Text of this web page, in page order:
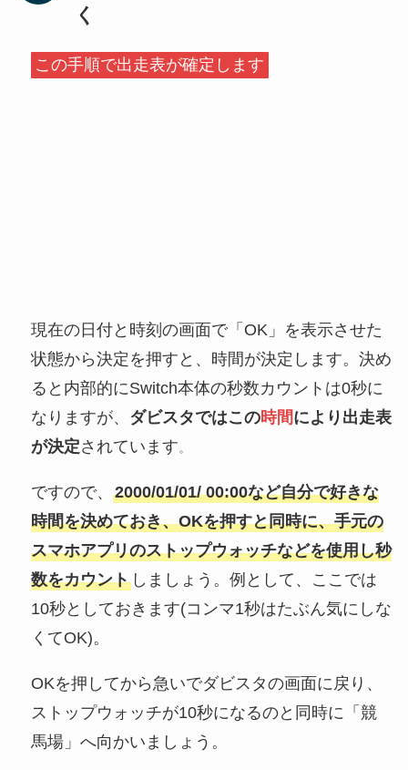
く
この手順で出走表が確定します
現在の日付と時刻の画面で「OK」を表示させた
状態から決定を押すと、時間が決定します。決め
ると内部的にSwitch本体の秒数カウントは0秒に
なりますが、 ダビスタではこの時間により出走表
が決定されています。
ですので、 2000/01/01/ 00:00など自分で好きな
時間を決めておき、OKを押すと同時に、手元の
スマホアプリのストップウォッチなどを使用し秒
数をカウントしましょう。例として、ここでは
10秒としておきます(コンマ1秒はたぶん気にしな
くてOK)。
OKを押してから急いでダビスタの画面に戻り、
ストップウォッチが10秒になるのと同時に「競
馬場」へ向かいましょう。